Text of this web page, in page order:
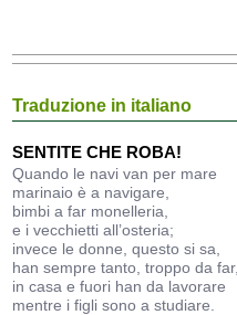
Traduzione in italiano
SENTITE CHE ROBA!
Quando le navi van per mare
marinaio è a navigare,
bimbi a far monelleria,
e i vecchietti all’osteria;
invece le donne, questo si sa,
han sempre tanto, troppo da far,
in casa e fuori han da lavorare
mentre i figli sono a studiare.